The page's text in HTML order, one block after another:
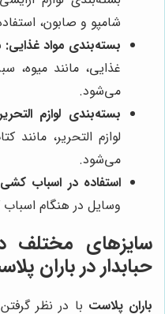
شامپو و صابون،
بسته‌بندی مواد غذایی:
غذایی، مانند میوه،
می‌شود.
بسته‌بندی لوازم
لوازم التحریر، مانند
می‌شود.
استفاده در اسباب
وسایل در هنگام
سایزهای مختلف
حبابدار درباران
باران پلاست با در نظر